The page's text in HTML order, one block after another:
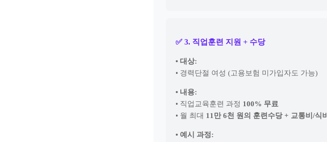
✅ 3. 직업훈련 지원 + 수당
• 대상:
• 경력단절 여성 (고용보험 미가입자도 가능)
• 내용:
• 직업교육훈련 과정 100% 무료
• 월 최대 11만 6천 원의 훈련수당 + 교통비/식비
• 예시 과정: